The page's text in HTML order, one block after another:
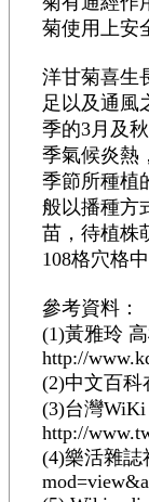
菊使用上安
洋甘菊喜生
足以及通風
季的3月及
季氣候炎熱
季節所種植
般以播種方
苗，待植株
108格穴格
參考資料：
(1)黃雅玲
http://
(2)中文百科
(3)台灣WiKi
http://
(4)樂活雜誌